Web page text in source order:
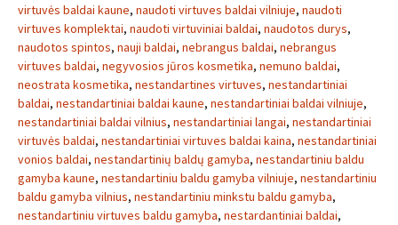
virtuvės baldai kaune, naudoti virtuves baldai vilniuje, naudoti
virtuves komplektai, naudoti virtuviniai baldai, naudotos durys,
naudotos spintos, nauji baldai, nebrangus baldai, nebrangus
virtuves baldai, negyvosios jūros kosmetika, nemuno baldai,
neostrata kosmetika, nestandartines virtuves, nestandartiniai
baldai, nestandartiniai baldai kaune, nestandartiniai baldai vilniuje,
nestandartiniai baldai vilnius, nestandartiniai langai, nestandartiniai
virtuvės baldai, nestandartiniai virtuves baldai kaina, nestandartiniai
vonios baldai, nestandartinių baldų gamyba, nestandartiniu baldu
gamyba kaune, nestandartiniu baldu gamyba vilniuje, nestandartiniu
baldu gamyba vilnius, nestandartiniu minkstu baldu gamyba,
nestandartiniu virtuves baldu gamyba, nestardantiniai baldai,